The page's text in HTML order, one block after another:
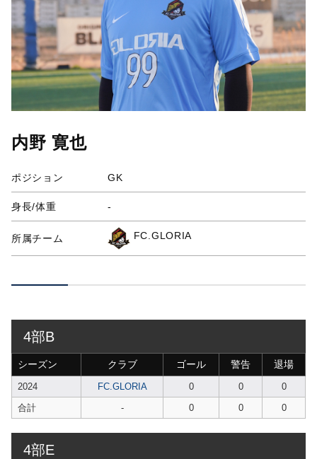
内野 寛也
ポジション GK
身長/体重 -
所属チーム FC.GLORIA
4部B
シーズン クラブ ゴール 警告 退場
2024 FC.GLORIA 0 0
0
合計
- 0 0 0
4部E